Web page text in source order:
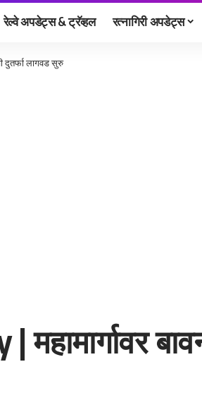
रेल्वे अपडेट्स & ट्रॅव्हल रत्नागिरी अपडेट्स
दुतर्फा लागवड सुरु